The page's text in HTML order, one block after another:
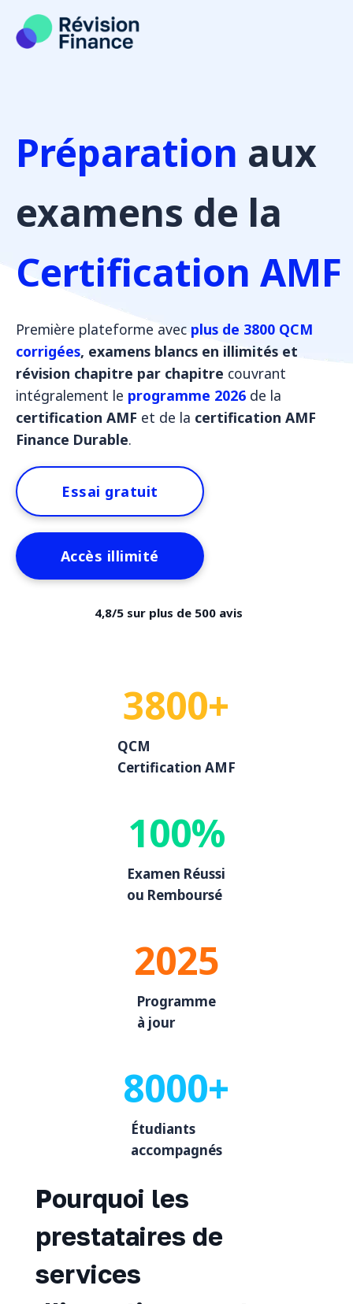
contenu
Préparation aux
examens de la
Certification AMF
Première plateforme avec plus de 3800 QCM
corrigées, examens blancs en illimités et
révision chapitre par chapitre couvrant
intégralement le programme 2026 de la
certification AMF et de la certification AMF
Finance Durable.
Essai gratuit
Accès illimité
4,8/5 sur plus de 500 avis
3800+
QCM
Certification AMF
100%
Examen Réussi
ou Remboursé
2025
Programme
à jour
8000+
Étudiants
accompagnés
Pourquoi les
prestataires de
services